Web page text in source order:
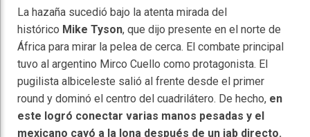
La hazaña sucedió bajo la atenta mirada del
histórico Mike Tyson, que dijo presente en el norte de
África para mirar la pelea de cerca. El combate principal
tuvo al argentino Mirco Cuello como protagonista. El
pugilista albiceleste salió al frente desde el primer
round y dominó el centro del cuadrilátero. De hecho, en
este logró conectar varias manos pesadas y el
mexicano cayó a la lona después de un jab directo.